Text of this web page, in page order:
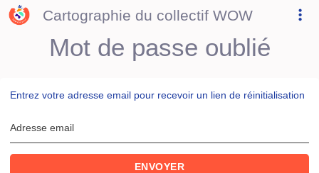
Cartographie du collectif WOW
Mot de passe oublié
Entrez votre adresse email pour recevoir un lien de réinitialisation
Adresse email
ENVOYER